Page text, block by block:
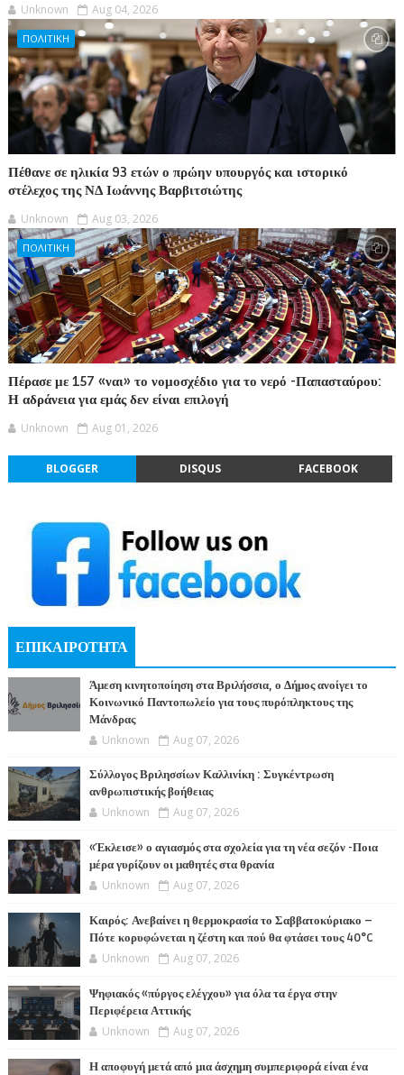
Unknown Aug 04, 2026
ΠΟΛΙΤΙΚΗ
Πέθανε σε ηλικία 93 ετών ο πρώην υπουργός και ιστορικό
στέλεχος της ΝΔ Ιωάννης Βαρβιτσιώτης
Unknown Aug 03, 2026
ΠΟΛΙΤΙΚΗ
Πέρασε με 157 «ναι» το νομοσχέδιο για το νερό -Παπασταύρου:
Η αδράνεια για εμάς δεν είναι επιλογή
Unknown Aug 01, 2026
BLOGGER DISQUS FACEBOOK
ΕΠΙΚΑΙΡΟΤΗΤΑ
Άμεση κινητοποίηση στα Βριλήσσια, ο Δήμος ανοίγει το
Κοινωνικό Παντοπωλείο για τους πυρόπληκτους της
Μάνδρας
Unknown Aug 07, 2026
Σύλλογος Βριλησσίων Καλλινίκη : Συγκέντρωση
ανθρωπιστικής βοήθειας
Unknown Aug 07, 2026
«Έκλεισε» ο αγιασμός στα σχολεία για τη νέα σεζόν -Ποια
μέρα γυρίζουν οι μαθητές στα θρανία
Unknown Aug 07, 2026
Καιρός: Ανεβαίνει η θερμοκρασία το Σαββατοκύριακο –
Πότε κορυφώνεται η ζέστη και πού θα φτάσει τους 40°C
Unknown Aug 07, 2026
Ψηφιακός «πύργος ελέγχου» για όλα τα έργα στην
Περιφέρεια Αττικής
Unknown Aug 07, 2026
Η αποφυγή μετά από μια άσχημη συμπεριφορά είναι ένα